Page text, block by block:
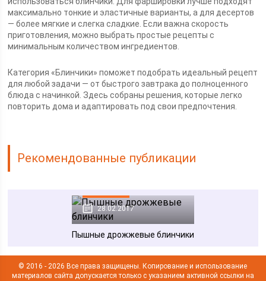
максимально тонкие и эластичные варианты, а для десертов
— более мягкие и слегка сладкие. Если важна скорость
приготовления, можно выбрать простые рецепты с
минимальным количеством ингредиентов.
Категория «Блинчики» поможет подобрать идеальный рецепт
для любой задачи — от быстрого завтрака до полноценного
блюда с начинкой. Здесь собраны решения, которые легко
повторить дома и адаптировать под свои предпочтения.
Рекомендованные публикации
28.02.2017
Пышные дрожжевые блинчики
© 2016 - 2026 Все права защищены. Копирование и использование
материалов сайта допускается только с указанием активной ссылки на